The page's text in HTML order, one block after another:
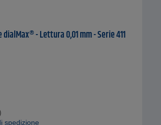
- Lettura 0,01 mm - Serie 411
spedizione